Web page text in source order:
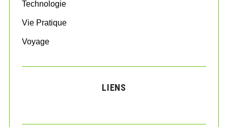
Technologie
Vie Pratique
Voyage
LIENS